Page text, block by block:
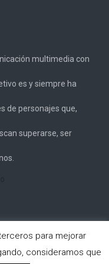
multimedia con
es y siempre ha
de personajes que,
superarse, ser
. All rights reserved.
para mejorar
consideramos que